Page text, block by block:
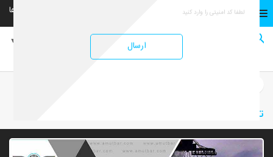
صفحه نخست
ترانزیت داخلی چیست؟
ارسال